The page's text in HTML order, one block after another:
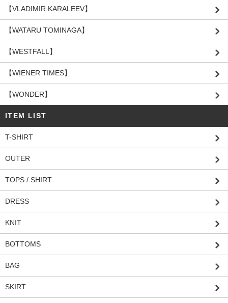
【VLADIMIR KARALEEV】
【WATARU TOMINAGA】
【WESTFALL】
【WIENER TIMES】
【WONDER】
ITEM LIST
T-SHIRT
OUTER
TOPS / SHIRT
DRESS
KNIT
BOTTOMS
BAG
SKIRT